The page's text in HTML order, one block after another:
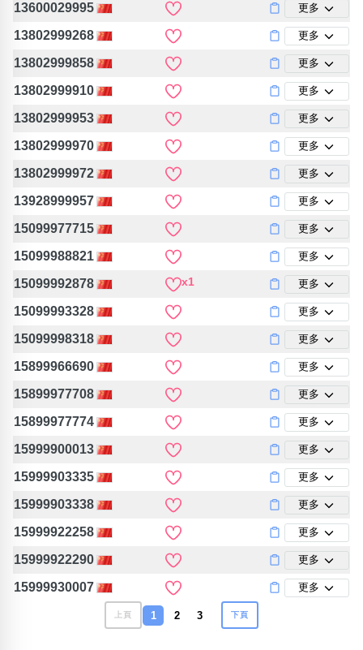
13600029995 更多
13802999268 更多
13802999858 更多
13802999910 更多
13802999953 更多
13802999970 更多
13802999972 更多
13928999957 更多
15099977715 更多
15099988821 更多
15099992878 x1 更多
15099993328 更多
15099998318 更多
15899966690 更多
15899977708 更多
15899977774 更多
15999900013 更多
15999903335 更多
15999903338 更多
15999922258 更多
15999922290 更多
15999930007 更多
上頁 1 2 3 下頁